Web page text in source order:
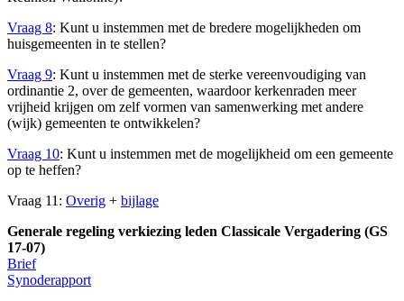
Vraag 8: Kunt u instemmen met de bredere mogelijkheden om
huisgemeenten in te stellen?
Vraag 9: Kunt u instemmen met de sterke vereenvoudiging van
ordinantie 2, over de gemeenten, waardoor kerkenraden meer
vrijheid krijgen om zelf vormen van samenwerking met andere
(wijk) gemeenten te ontwikkelen?
Vraag 10: Kunt u instemmen met de mogelijkheid om een gemeente
op te heffen?
Vraag 11: Overig + bijlage
Generale regeling verkiezing leden Classicale Vergadering (GS
17-07)
Brief
Synoderapport